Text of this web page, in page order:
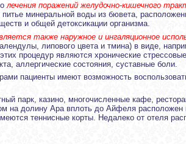
лечения поражений желудочно-кишечного
минеральной воды из бювета,
и общей детоксикации организма.
также наружное и ингаляционное
липового цвета и тмина) в виде,
процедур являются хронические
аллергические состояния, суставные боли.
пациенты имеют возможность
парк, казино, многочисленные кафе,
на долину Ара вплоть до Айфеля
теннисные корты. Недалеко от отеля